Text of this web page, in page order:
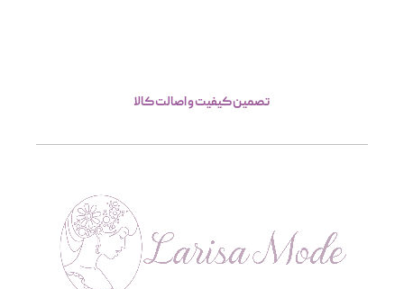
تصمین کیفیت و اصالت کالا